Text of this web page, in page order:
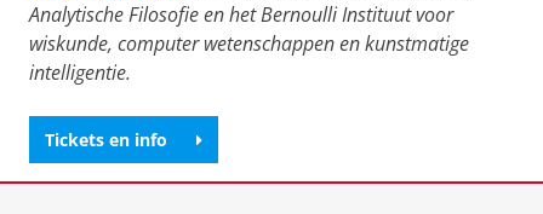
Analytische Filosofie en het Bernoulli Instituut voor
wiskunde, computer wetenschappen en kunstmatige
intelligentie.
Tickets en info